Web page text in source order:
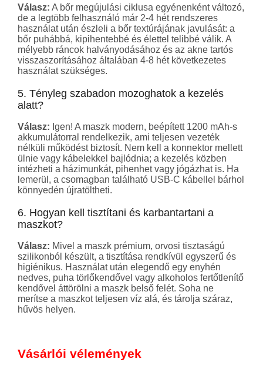
Válasz: A bőr megújulási ciklusa egyénenként változó,
de a legtöbb felhasználó már 2-4 hét rendszeres
használat után észleli a bőr textúrájának javulását: a
bőr puhábbá, kipihentebbé és élettel telibbé válik. A
mélyebb ráncok halványodásához és az akne tartós
visszaszorításához általában 4-8 hét következetes
használat szükséges.
5. Tényleg szabadon mozoghatok a kezelés
alatt?
Válasz: Igen! A maszk modern, beépített 1200 mAh-s
akkumulátorral rendelkezik, ami teljesen vezeték
nélküli működést biztosít. Nem kell a konnektor mellett
ülnie vagy kábelekkel bajlódnia; a kezelés közben
intézheti a házimunkát, pihenhet vagy jógázhat is. Ha
lemerül, a csomagban található USB-C kábellel bárhol
könnyedén újratöltheti.
6. Hogyan kell tisztítani és karbantartani a
maszkot?
Válasz: Mivel a maszk prémium, orvosi tisztaságú
szilikonból készült, a tisztítása rendkívül egyszerű és
higiénikus. Használat után elegendő egy enyhén
nedves, puha törlőkendővel vagy alkoholos fertőtlenítő
kendővel áttörölni a maszk belső felét. Soha ne
merítse a maszkot teljesen víz alá, és tárolja száraz,
hűvös helyen.
Vásárlói vélemények